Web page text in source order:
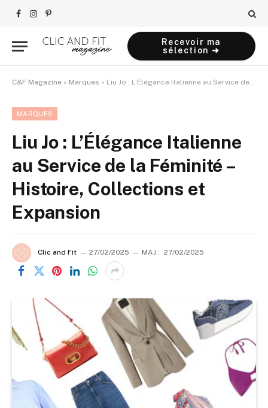
Facebook
Instagram
Pinterest
Recevoir ma
sélection ➜
C&F Magazine » Marques » Liu Jo : L’Élégance Italienne au Service de la Féminité – Histoire, Collections et Expansion
MARQUES
Liu Jo : L’Élégance Italienne
au Service de la Féminité –
Histoire, Collections et
Expansion
Clic and Fit 27/02/2025 MAJ : 27/02/2025